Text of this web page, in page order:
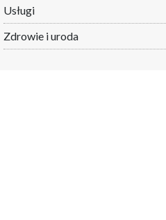
Usługi
Zdrowie i uroda